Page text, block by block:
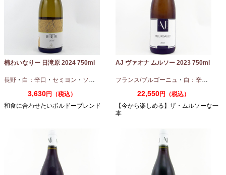
楠わいなりー 日滝原 2024 750ml
長野 ・ 白：辛口 ・ セミヨン ・ ソーヴィニオンブラン
3,630円（税込）
和食に合わせたいボルドーブレンド
AJ ヴァオナ ムルソー 2023 750ml
フランス/ブルゴーニュ ・ 白：辛口
22,550円（税込）
【今から楽しめる】ザ・ムルソーな一
本